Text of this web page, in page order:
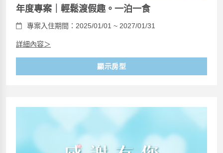
年度專案｜輕鬆渡假趣。一泊一食
專案入住期間：2025/01/01 ~ 2027/01/31
詳細內容＞
顯示房型